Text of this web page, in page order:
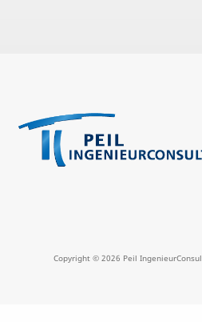
Copyright © 2026 Peil